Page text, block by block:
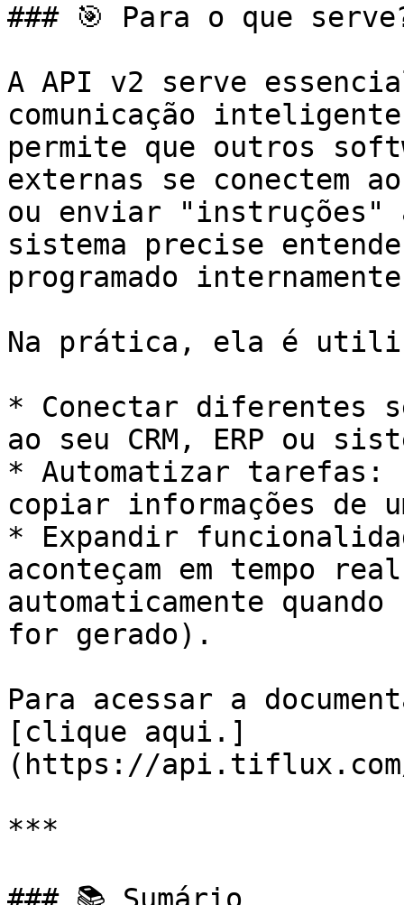
### 🎯 Para o que
A API v2 serve
comunicação
permite que outros
externas se conectem
ou enviar "instruções"
sistema precise
programado
Na prática, ela é
* Conectar diferentes
ao seu CRM, ERP ou
* Automatizar tarefas:
copiar informações de
* Expandir
aconteçam em tempo
automaticamente
for gerado).
Para acessar a
[clique aqui.]
(https://
***